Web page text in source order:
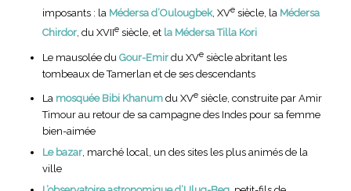
imposants : la Médersa d’Oulougbek, XVesiècle, la Médersa
Chirdor, du XVIIesiècle, et la Médersa Tilla Kori
Le mausolée du Gour-Emirdu XVesiècle abritant les
tombeaux de Tamerlan et de ses descendants
La mosquée Bibi Khanumdu XVesiècle, construite par Amir
Timour au retour de sa campagne des Indes pour sa femme
bien-aimée
Le bazar, marché local, un des sites les plus animés de la
ville